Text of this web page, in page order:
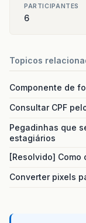
PARTICIPANTES
6
Topicos
Componente de
Consultar CPF
Pegadinhas que
estagiários
[Resolvido] Como
Converter pixels